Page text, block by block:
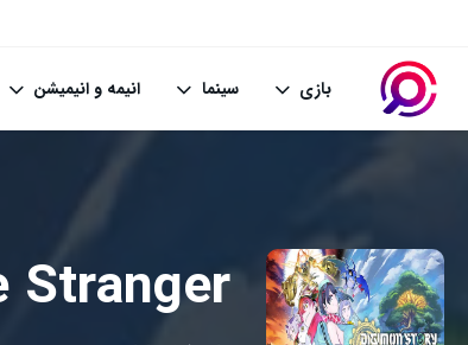
بازی سینما انیمه و انیمیشن
Stranger